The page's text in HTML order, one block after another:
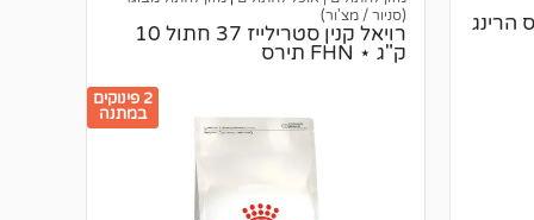
הרינג
(סניור / מצ'ור)
רויאל קנין סטרילייז 37 חתול 10
ק"ג ⋆ FHN תירס
2 פינוקים
במתנה